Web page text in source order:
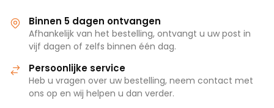
Binnen 5 dagen ontvangen
Afhankelijk van het bestelling, ontvangt u uw post in
vijf dagen of zelfs binnen één dag.
Persoonlijke service
Heb u vragen over uw bestelling, neem contact met
ons op en wij helpen u dan verder.